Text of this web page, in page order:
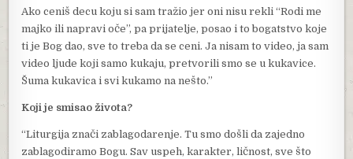
Ako ceniš decu koju si sam tražio jer oni nisu rekli “Rodi me
majko ili napravi oče”, pa prijatelje, posao i to bogatstvo koje
ti je Bog dao, sve to treba da se ceni. Ja nisam to video, ja sam
video ljude koji samo kukaju, pretvorili smo se u kukavice.
Šuma kukavica i svi kukamo na nešto.”
Koji je smisao života?
“Liturgija znači zablagodarenje. Tu smo došli da zajedno
zablagodiramo Bogu. Sav uspeh, karakter, ličnost, sve što